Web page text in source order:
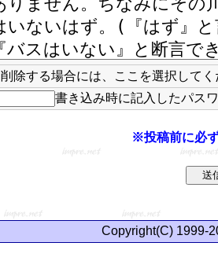
削除する場合には、ここを選択してく
書き込み時に記入したパス
※投稿前に必
Copyright(C) 1999-